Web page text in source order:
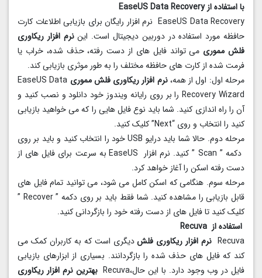
با استفاده از EaseUS Data Recovery
EaseUS Data Recovery نرم افزار رایگان برای بازیابی اطلاعات کارت
حافظه مورد استفاده در دوربین دیجیتال است. این نرم افزار ریکاوری
فلش مموریمی تواند فایل های از دست رفته، حذف شده، خراب یا
فرمت شده از کارت های حافظه مختلف را به طور موثری بازیابی کند.
مرحله اول: اول از همه،نرم افزار ریکاوری فلش مموری EaseUS Data
Recovery Wizard را بر روی رایانه ویندوز خود دانلود و نصب کنید و
آن را راه اندازی کنید. شما باید نوع فایل هایی را که می خواهید بازیابی
کنید را انتخاب و روی “Next” کلیک کنید.
مرحله دوم. حالا شما باید درایو USB خود را انتخاب کنید و باید بر روی
دکمه ” Scan ” کنید. نرم افزار EaseUS به سرعت برای فایل های از
دست رفته اسکن را آغاز خواهد کرد.
مرحله سوم. هنگامی که اسکن کامل می شود، می توانید تمام فایل های
قابل بازیابی را مشاهده کنید. شما فقط باید بر روی دکمه ” Recover ”
کلیک کنید تا فایل های از دست رفته خود را بازگردانی کنید.
استفاده از Recuva
Recuva
نرم افزار ریکاوری فلشدیگری است که به کاربران کمک می
کند که فایل های حذف شده را بازگردانند. بسیاری از ابزارهای بازیابی
فایل در وب وجود دارد. با این حال،Recuva
بهترین نرم افزار ریکاوری